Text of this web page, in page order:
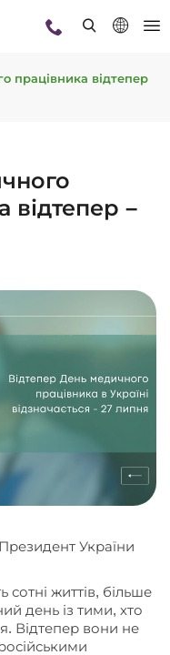
працівника відтепер
відтепер –
України
сотні життів, більше
день із тими, хто
Відтепер вони не